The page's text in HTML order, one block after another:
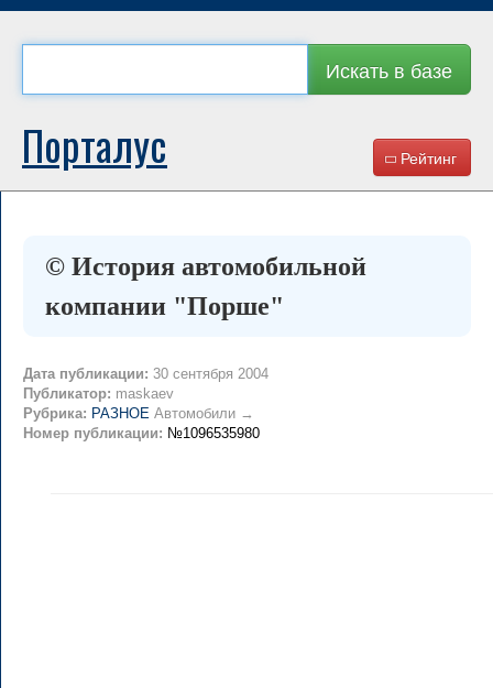
Искать в базе
Рейтинг
Порталус
© История автомобильной
компании "Порше"
Дата публикации: 30 сентября 2004
Публикатор: maskaev
Рубрика: РАЗНОЕ Автомобили →
Номер публикации: №1096535980